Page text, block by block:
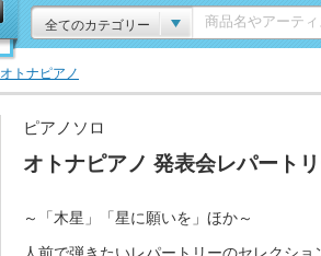
全てのカテゴリー
オトナピアノ
ピアノソロ
オトナピアノ 発表会レパート
～「木星」「星に願いを」ほか～